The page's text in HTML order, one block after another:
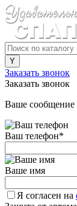
Заказать звонок
Заказать звонок
Ваше сообщение
Ваш телефон*
Ваше имя
Я согласен на